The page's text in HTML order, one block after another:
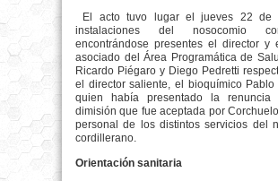
El acto tuvo lugar el jueves 22 de
instalaciones del nosocomio
encontrándose presentes el director y
asociado del Área Programática de
Ricardo Piégaro y Diego Pedretti
el director saliente, el bioquímico Pablo
quien había presentado la renuncia
dimisión que fue aceptada por
personal de los distintos servicios del
cordillerano.
Orientación sanitaria